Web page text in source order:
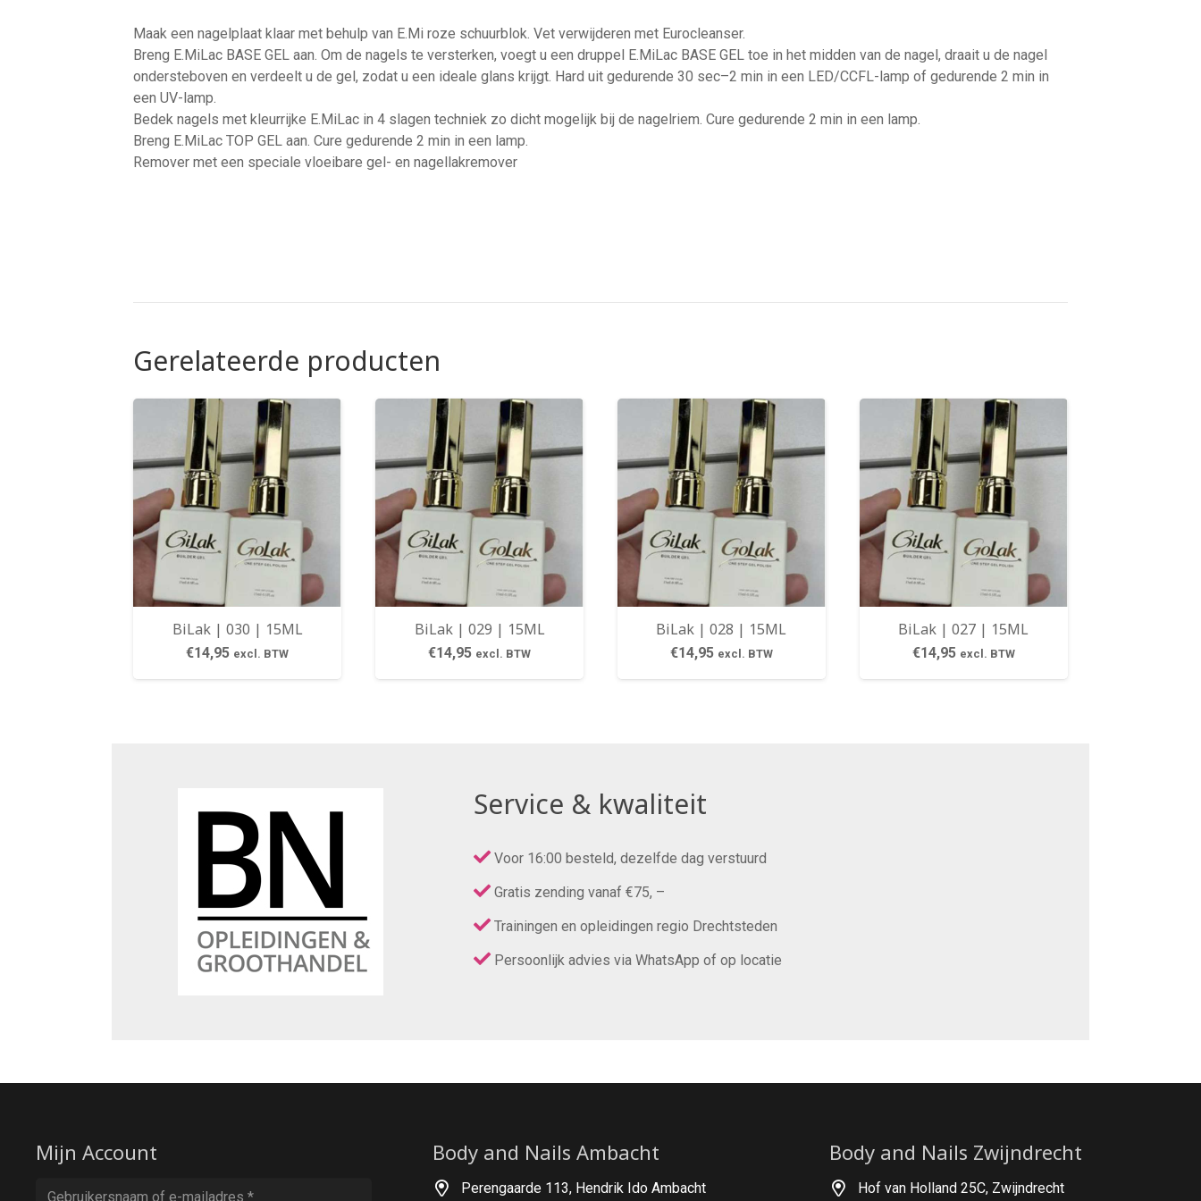
Maak een nagelplaat klaar met behulp van E.Mi roze schuurblok. Vet verwijderen met Eurocleanser.
Breng E.MiLac BASE GEL aan. Om de nagels te versterken, voegt u een druppel E.MiLac BASE GEL toe in het midden van de nagel, draait u de nagel
ondersteboven en verdeelt u de gel, zodat u een ideale glans krijgt. Hard uit gedurende 30 sec–2 min in een LED/CCFL-lamp of gedurende 2 min in
een UV-lamp.
Bedek nagels met kleurrijke E.MiLac in 4 slagen techniek zo dicht mogelijk bij de nagelriem. Cure gedurende 2 min in een lamp.
Breng E.MiLac TOP GEL aan. Cure gedurende 2 min in een lamp.
Remover met een speciale vloeibare gel- en nagellakremover
Gerelateerde producten
BiLak | 030 | 15ML
€14,95 excl. BTW
BiLak | 029 | 15ML
€14,95 excl. BTW
BiLak | 028 | 15ML
€14,95 excl. BTW
BiLak | 027 | 15ML
€14,95 excl. BTW
Service & kwaliteit
Voor 16:00 besteld, dezelfde dag verstuurd
Gratis zending vanaf €75, –
Trainingen en opleidingen regio Drechtsteden
Persoonlijk advies via WhatsApp of op locatie
Mijn Account Body and Nails Ambacht
Perengaarde 113, Hendrik Ido Ambacht
Body and Nails Zwijndrecht
Hof van Holland 25C, Zwijndrecht